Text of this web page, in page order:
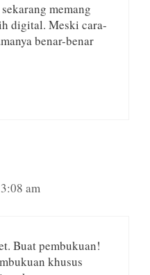
memang
digital. Meski cara-
benar-benar
am
Buat pembukuan!
khusus